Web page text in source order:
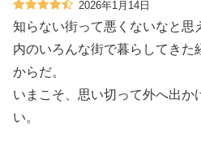
2026年1月14日
知らない街って悪くないなと思
内のいろんな街で暮らしてきた
からだ。
いまこそ、思い切って外へ出か
い。